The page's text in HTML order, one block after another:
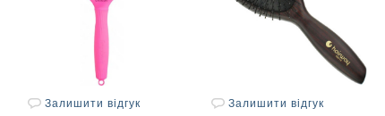
Залишити відгук Залишити відгук